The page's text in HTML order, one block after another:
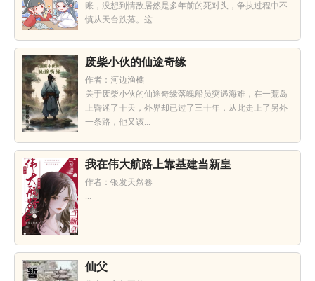
账，没想到情敌居然是多年前的死对头，争执过程中不
慎从天台跌落。这...
废柴小伙的仙途奇缘
作者：河边渔樵
关于废柴小伙的仙途奇缘落魄船员突遇海难，在一荒岛
上昏迷了十天，外界却已过了三十年，从此走上了另外
一条路，他又该...
我在伟大航路上靠基建当新皇
作者：银发天然卷
...
仙父